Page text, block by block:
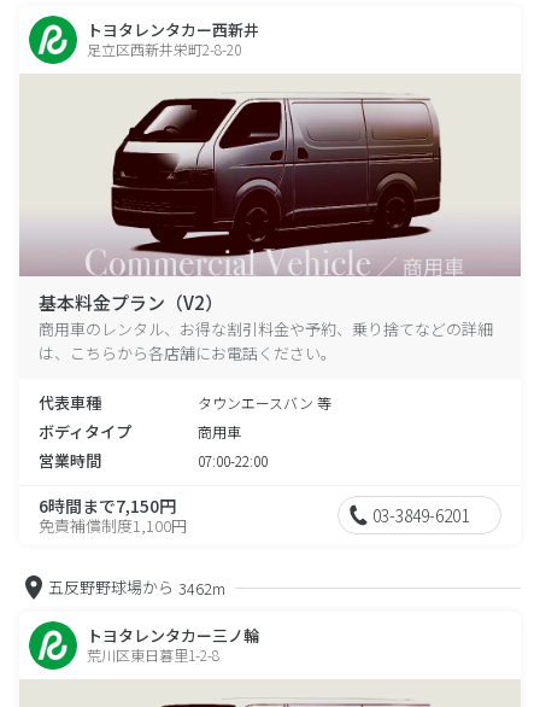
トヨタレンタカー西新井
足立区西新井栄町2-8-20
基本料金プラン（V2）
商用車のレンタル、お得な割引料金や予約、乗り捨てなどの詳細
は、こちらから各店舗にお電話ください。
代表車種 タウンエースバン 等
ボディタイプ 商用車
営業時間 07:00-22:00
6時間まで7,150円
免責補償制度1,100円 03-3849-6201
五反野野球場から 3462m
トヨタレンタカー三ノ輪
荒川区東日暮里1-2-8